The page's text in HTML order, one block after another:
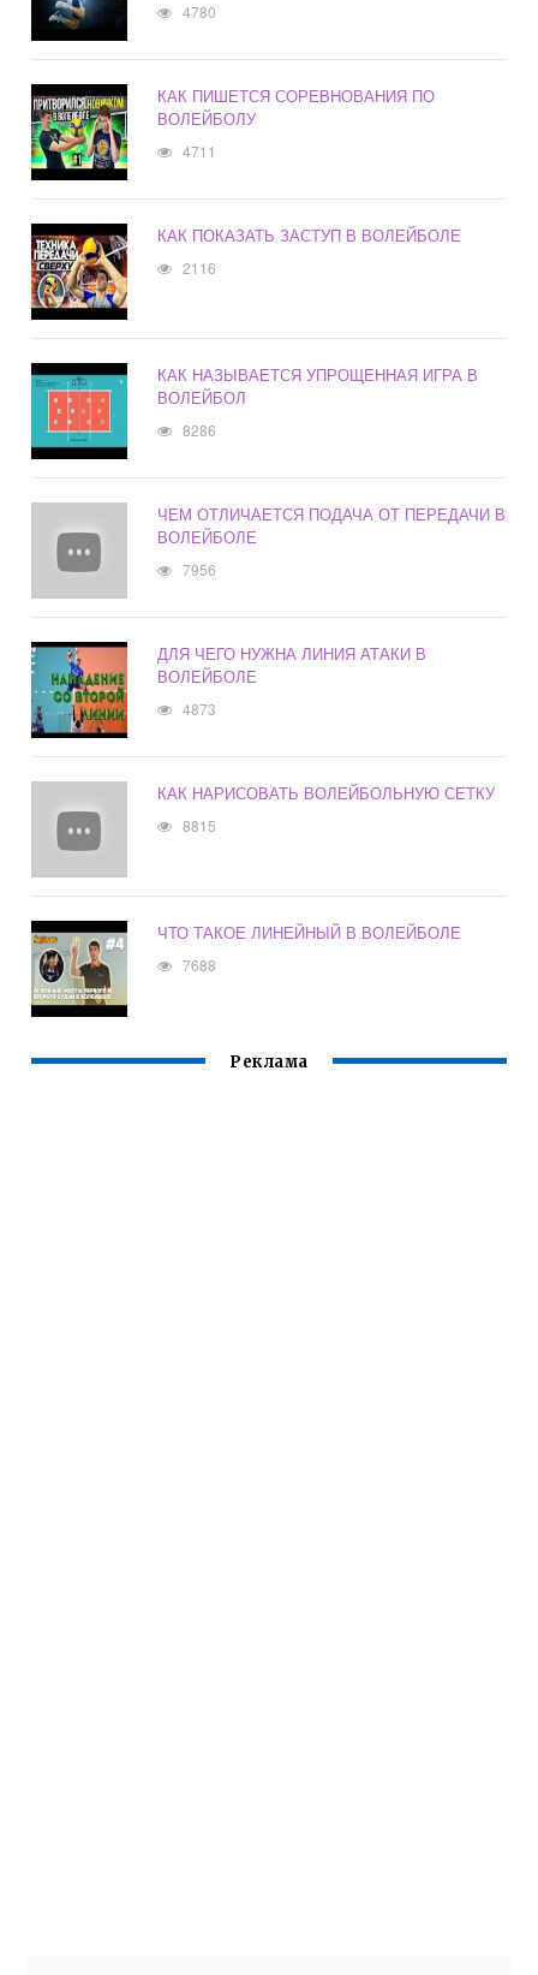
4780
КАК ПИШЕТСЯ СОРЕВНОВАНИЯ ПО
ВОЛЕЙБОЛУ
4711
КАК ПОКАЗАТЬ ЗАСТУП В ВОЛЕЙБОЛЕ
2116
КАК НАЗЫВАЕТСЯ УПРОЩЕННАЯ ИГРА В
ВОЛЕЙБОЛ
8286
ЧЕМ ОТЛИЧАЕТСЯ ПОДАЧА ОТ ПЕРЕДАЧИ В
ВОЛЕЙБОЛЕ
7956
ДЛЯ ЧЕГО НУЖНА ЛИНИЯ АТАКИ В
ВОЛЕЙБОЛЕ
4873
КАК НАРИСОВАТЬ ВОЛЕЙБОЛЬНУЮ СЕТКУ
8815
ЧТО ТАКОЕ ЛИНЕЙНЫЙ В ВОЛЕЙБОЛЕ
7688
Реклама